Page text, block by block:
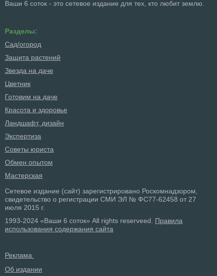
Ваши 6 соток - это сетевое издание для тех, кто любит землю.
Разделы:
Сад/огород
Защита растений
Звезда на даче
Цветник
Готовим на даче
Красота и здоровье
Ландшафт, дизайн
Экспертиза
Советы юриста
Обмен опытом
Мастерская
Сетевое издание (сайт) зарегистрировано Роскомнадзором,
свидетельство о регистрации СМИ ЭЛ № ФС77-62458 от 27
июля 2015 г.
1993-2024 «Ваши 6 соток» All rights reserveed. Правила
использования содержания сайта
Реклама
Об издании